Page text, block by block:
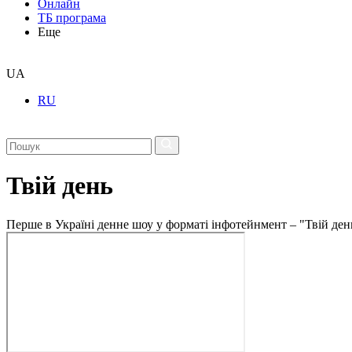
Онлайн
ТБ програма
Еще
UA
RU
Твій день
Перше в Україні денне шоу у форматі інфотейнмент – "Твій